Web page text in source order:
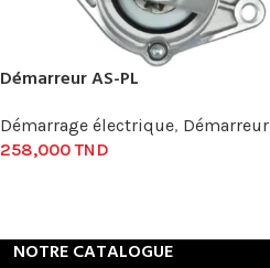
Démarreur AS-PL
Démarrage électrique, Démarreur
258,000TND
NOTRE CATALOGUE